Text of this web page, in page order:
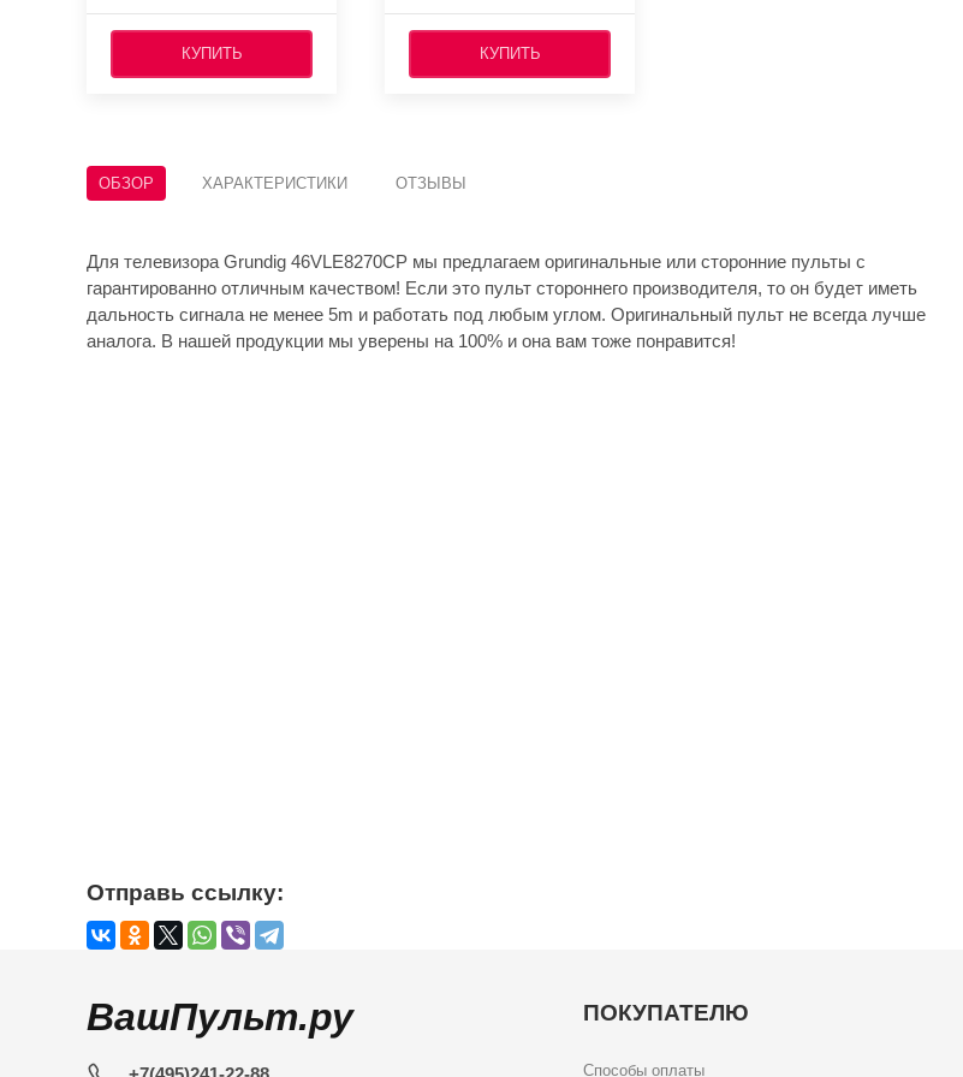
КУПИТЬ КУПИТЬ
ОБЗОР ХАРАКТЕРИСТИКИ ОТЗЫВЫ
Для телевизора Grundig 46VLE8270CP мы предлагаем оригинальные или сторонние пульты с
гарантированно отличным качеством! Если это пульт стороннего производителя, то он будет иметь
дальность сигнала не менее 5m и работать под любым углом. Оригинальный пульт не всегда лучше
аналога. В нашей продукции мы уверены на 100% и она вам тоже понравится!
Отправь ссылку:
ВашПульт.ру ПОКУПАТЕЛЮ
Способы оплаты